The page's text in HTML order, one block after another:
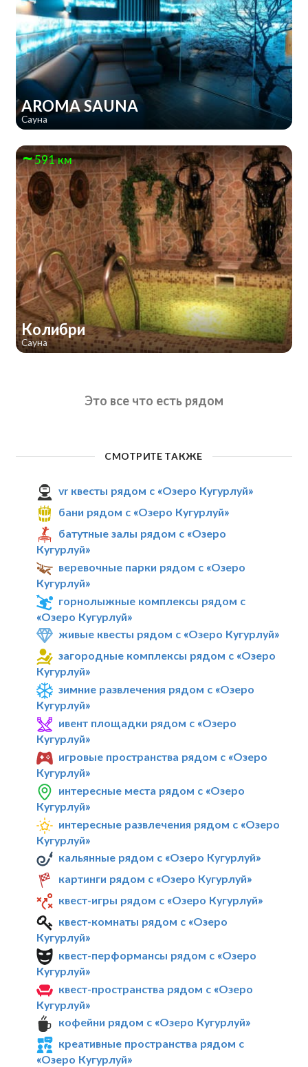
AROMA SAUNA
Сауна
591 км
Колибри
Сауна
Это все что есть рядом
СМОТРИТЕ ТАКЖЕ
vr квесты рядом с «Озеро Кугурлуй»
бани рядом с «Озеро Кугурлуй»
батутные залы рядом с «Озеро
Кугурлуй»
веревочные парки рядом с «Озеро
Кугурлуй»
горнолыжные комплексы рядом с
«Озеро Кугурлуй»
живые квесты рядом с «Озеро Кугурлуй»
загородные комплексы рядом с «Озеро
Кугурлуй»
зимние развлечения рядом с «Озеро
Кугурлуй»
ивент площадки рядом с «Озеро
Кугурлуй»
игровые пространства рядом с «Озеро
Кугурлуй»
интересные места рядом с «Озеро
Кугурлуй»
интересные развлечения рядом с «Озеро
Кугурлуй»
кальянные рядом с «Озеро Кугурлуй»
картинги рядом с «Озеро Кугурлуй»
квест-игры рядом с «Озеро Кугурлуй»
квест-комнаты рядом с «Озеро
Кугурлуй»
квест-перформансы рядом с «Озеро
Кугурлуй»
квест-пространства рядом с «Озеро
Кугурлуй»
кофейни рядом с «Озеро Кугурлуй»
креативные пространства рядом с
«Озеро Кугурлуй»